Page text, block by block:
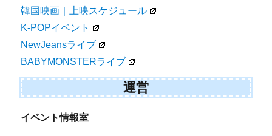
韓国映画｜上映スケジュール
K-POPイベント
NewJeansライブ
BABYMONSTERライブ
運営
イベント情報室